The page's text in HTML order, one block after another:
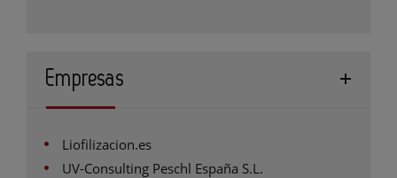
Empresas
Liofilizacion.es
UV-Consulting Peschl España S.L.